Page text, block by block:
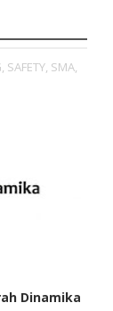
SAFETY, SMA,
Dinamika